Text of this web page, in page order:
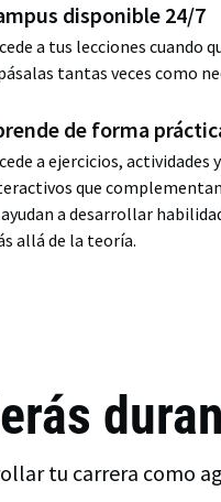
disponible 24/7
a tus lecciones cuando
tantas veces como
de forma
a ejercicios, actividades
que
a desarrollar
allá de la teoría.
tu carrera como